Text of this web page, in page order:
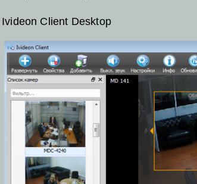
Ivideon Client Desktop